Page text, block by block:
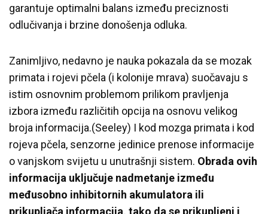
garantuje optimalni balans između preciznosti
odlučivanja i brzine donošenja odluka.
Zanimljivo, nedavno je nauka pokazala da se mozak
primata i rojevi pčela (i kolonije mrava) suočavaju s
istim osnovnim problemom prilikom pravljenja
izbora između različitih opcija na osnovu velikog
broja informacija.(Seeley) I kod mozga primata i kod
rojeva pčela, senzorne jedinice prenose informacije
o vanjskom svijetu u unutrašnji sistem. Obrada ovih
informacija uključuje nadmetanje između
međusobno inhibitornih akumulatora ili
prikupljača informacija, tako da se prikupljeni i